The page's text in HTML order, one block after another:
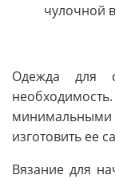
чулочной
Одежда для
изготовить ее
Вязание для